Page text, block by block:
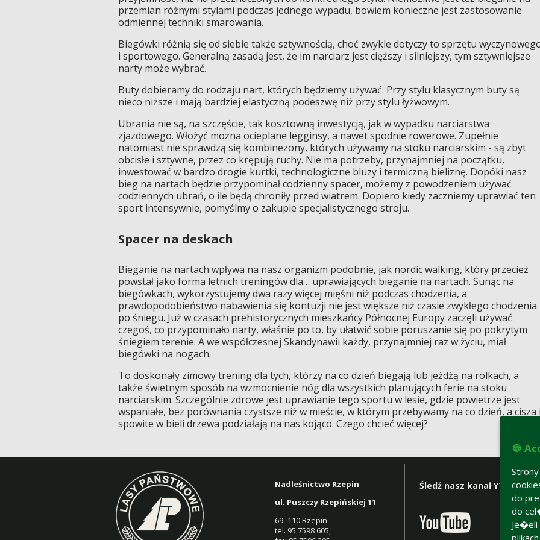
przemian różnymi stylami podczas jednego wypadu, bowiem konieczne jest zastosowanie
odmiennej techniki smarowania.
Biegówki różnią się od siebie także sztywnością, choć zwykle dotyczy to sprzętu
i sportowego. Generalną zasadą jest, że im narciarz jest cięższy i silniejszy, tym sztywniejsze
narty może wybrać.
Buty dobieramy do rodzaju nart, których będziemy używać. Przy stylu klasycznym buty są
nieco niższe i mają bardziej elastyczną podeszwę niż przy stylu łyżwowym.
Ubrania nie są, na szczęście, tak kosztowną inwestycją, jak w wypadku narciarstwa
zjazdowego. Włożyć można ocieplane legginsy, a nawet spodnie rowerowe. Zupełnie
natomiast nie sprawdzą się kombinezony, których używamy na stoku narciarskim - są zbyt
obcisłe i sztywne, przez co krępują ruchy. Nie ma potrzeby, przynajmniej na początku,
inwestować w bardzo drogie kurtki, technologiczne bluzy i termiczną bieliznę. Dopóki nasz
bieg na nartach będzie przypominał codzienny spacer, możemy z powodzeniem używać
codziennych ubrań, o ile będą chroniły przed wiatrem. Dopiero kiedy zaczniemy uprawiać ten
sport intensywnie, pomyślmy o zakupie specjalistycznego stroju.
Spacer na deskach
Bieganie na nartach wpływa na nasz organizm podobnie, jak nordic walking, który przecież
powstał jako forma letnich treningów dla… uprawiających bieganie na nartach. Sunąc na
biegówkach, wykorzystujemy dwa razy więcej mięśni niż podczas chodzenia, a
prawdopodobieństwo nabawienia się kontuzji nie jest większe niż czasie zwykłego chodzenia
po śniegu. Już w czasach prehistorycznych mieszkańcy Północnej Europy zaczęli używać
czegoś, co przypominało narty, właśnie po to, by ułatwić sobie poruszanie się po pokrytym
śniegiem terenie. A we współczesnej Skandynawii każdy, przynajmniej raz w życiu, miał
biegówki na nogach.
To doskonały zimowy trening dla tych, którzy na co dzień biegają lub jeżdżą na rolkach, a
także świetnym sposób na wzmocnienie nóg dla wszystkich planujących ferie na stoku
narciarskim. Szczególnie zdrowe jest uprawianie tego sportu w lesie, gdzie powietrze jest
wspaniałe, bez porównania czystsze niż w mieście, w którym przebywamy na co dzień, a cisza
spowite w bieli drzewa podziałają na nas kojąco. Czego chcieć więcej?
Nadleśnictwo Rzepin
ul. Puszczy Rzepińskiej 11
69 -110 Rzepin
tel. 95 7598 605,
Śledź nasz kanał YT:
🍪
do
do
Je�eli